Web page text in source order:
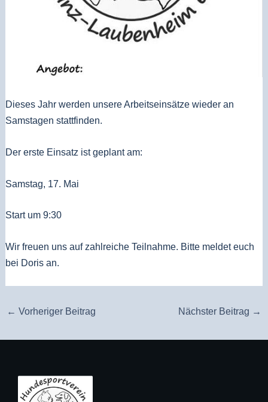
Dieses Jahr werden unsere Arbeitseinsätze wieder an
Samstagen stattfinden.
Der erste Einsatz ist geplant am:
Samstag, 17. Mai
Start um 9:30
Wir freuen uns auf zahlreiche Teilnahme. Bitte meldet euch
bei Doris an.
← Vorheriger Beitrag Nächster Beitrag →